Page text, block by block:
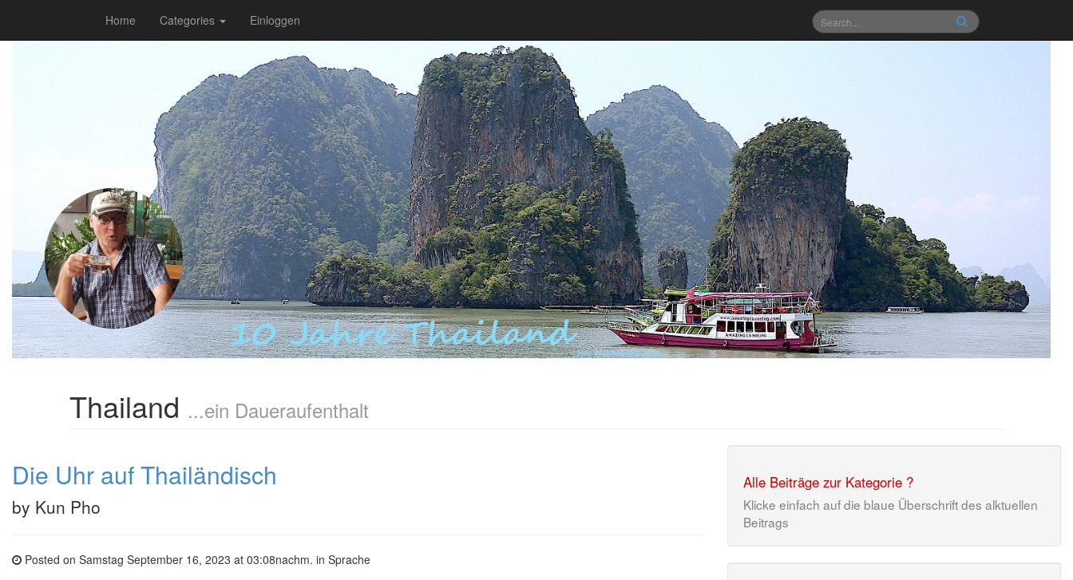
Home Categories Einloggen
Thailand ...ein Daueraufenthalt
Die Uhr auf Thailändisch
by Kun Pho
Posted on Samstag September 16, 2023 at 03:08nachm. in Sprache
Alle Beiträge zur Kategorie ?
Klicke einfach auf die blaue Überschrift des alktuellen
Beitrags